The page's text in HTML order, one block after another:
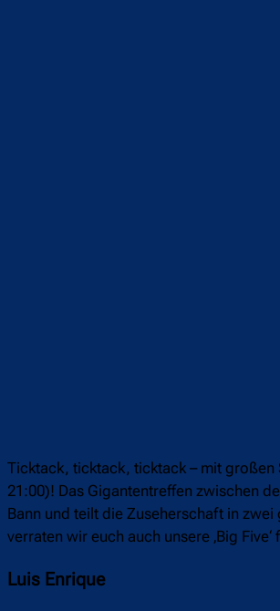
Ticktack, ticktack, ticktack – mit großen
21:00)! Das Gigantentreffen zwischen
Bann und teilt die Zuseherschaft in
verraten wir euch auch unsere ‚Big
Luis Enrique